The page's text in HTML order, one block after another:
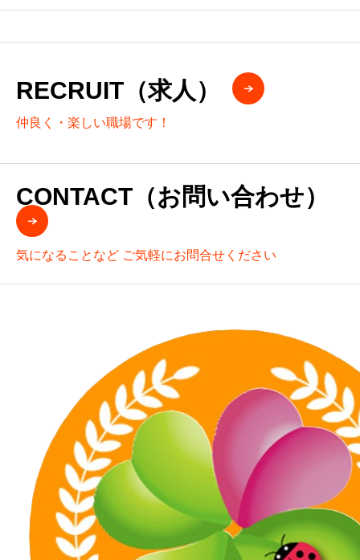
RECRUIT（求人）
仲良く・楽しい職場です！
CONTACT（お問い合わせ）
気になることなど ご気軽にお問合せください